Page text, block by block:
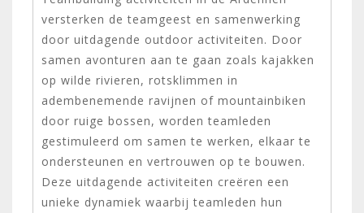
versterken de teamgeest en samenwerking
door uitdagende outdoor activiteiten. Door
samen avonturen aan te gaan zoals kajakken
op wilde rivieren, rotsklimmen in
adembenemende ravijnen of mountainbiken
door ruige bossen, worden teamleden
gestimuleerd om samen te werken, elkaar te
ondersteunen en vertrouwen op te bouwen.
Deze uitdagende activiteiten creëren een
unieke dynamiek waarbij teamleden hun